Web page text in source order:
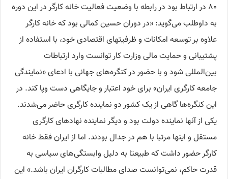
۸۰ در ارتباط بود در رابطه با وضعیت فعالیت خانه کارگر در این دوره
به داوطلب می‌گوید: «در دوران حسین کمالی بود که خانه کارگر
علاوه بر توسعه امکانات و ظرفیتهای اقتصادی خود، با استفاده از
پشتیبانی و حمایت مالی وزارت کار توانست وارد ارتباطات
بین‌المللی شود و با حضور در کنگره‌های جهانی با ادعای «نمایندگی
جامعه کارگری ایران» برای خود اعتبار و جایگاهی دست وپا کند. در
این کنگره‌ها گاهی از یک کشور دو نماینده کارگری حاضر می‌شدند.
یکی از آنها نماینده دولت بود و دیگر نماینده نهادهای کارگری
مستقل و اینها مرتبا با هم در جدال بودند. اما از ایران فقط خانه
کارگر حضور داشت که طبیعتا به دلیل وابستگی‌های سیاسی به
قدرت حاکم، نمی‌توانست صدای مطالبات کارگران ایران باشد.» این